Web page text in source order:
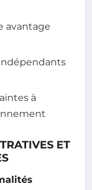
avantage
à
ET